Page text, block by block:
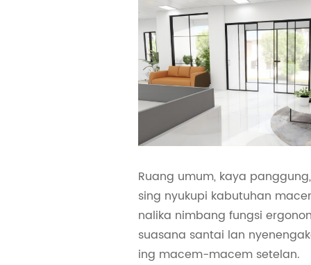
Ruang umum, kaya
sing nyukupi kabutuhan
nalika nimbang fungsi
suasana santai lan
ing macem-macem setelan.